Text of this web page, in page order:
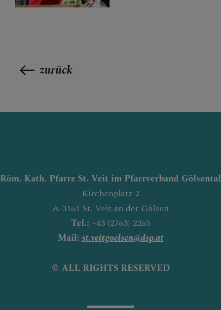
zurück
Röm. Kath. Pfarre St. Veit im Pfarrverband Gölsental
Kirchenplatz 2
A-3161 St. Veit an der Gölsen
Tel.: +43 (2763) 2265
Mail: st.veitgoelsen@dsp.at
© ALL RIGHTS RESERVED